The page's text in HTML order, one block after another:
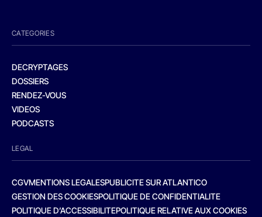
CATEGORIES
DECRYPTAGES
DOSSIERS
RENDEZ-VOUS
VIDEOS
PODCASTS
LEGAL
CGVMENTIONS LEGALESPUBLICITE SUR ATLANTICO
GESTION DES COOKIESPOLITIQUE DE CONFIDENTIALITE
POLITIQUE D’ACCESSIBILITEPOLITIQUE RELATIVE AUX COOKIES